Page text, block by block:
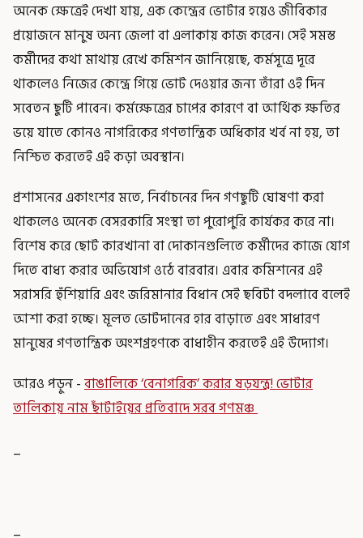
অনেক ক্ষেত্রেই দেখা যায়, এক কেন্দ্রের ভোটার হয়েও জীবিকার
প্রয়োজনে মানুষ অন্য জেলা বা এলাকায় কাজ করেন। সেই সমস্ত
কর্মীদের কথা মাথায় রেখে কমিশন জানিয়েছে, কর্মসূত্রে দূরে
থাকলেও নিজের কেন্দ্রে গিয়ে ভোট দেওয়ার জন্য তাঁরা ওই দিন
সবেতন ছুটি পাবেন। কর্মক্ষেত্রের চাপের কারণে বা আর্থিক ক্ষতির
ভয়ে যাতে কোনও নাগরিকের গণতান্ত্রিক অধিকার খর্ব না হয়, তা
নিশ্চিত করতেই এই কড়া অবস্থান।
প্রশাসনের একাংশের মতে, নির্বাচনের দিন গণছুটি ঘোষণা করা
থাকলেও অনেক বেসরকারি সংস্থা তা পুরোপুরি কার্যকর করে না।
বিশেষ করে ছোট কারখানা বা দোকানগুলিতে কর্মীদের কাজে যোগ
দিতে বাধ্য করার অভিযোগ ওঠে বারবার। এবার কমিশনের এই
সরাসরি হুঁশিয়ারি এবং জরিমানার বিধান সেই ছবিটা বদলাবে বলেই
আশা করা হচ্ছে। মূলত ভোটদানের হার বাড়াতে এবং সাধারণ
মানুষের গণতান্ত্রিক অংশগ্রহণকে বাধাহীন করতেই এই উদ্যোগ।
আরও পড়ুন -বাঙালিকে ‘বেনাগরিক’ করার ষড়যন্ত্র! ভোটার
তালিকায় নাম ছাঁটাইয়ের প্রতিবাদে সরব গণমঞ্চ
_
_